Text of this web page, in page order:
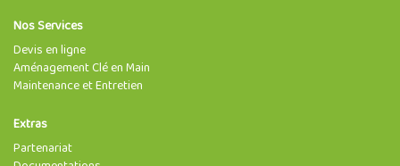
Nos Services
Devis en ligne
Aménagement Clé en Main
Maintenance et Entretien
Extras
Partenariat